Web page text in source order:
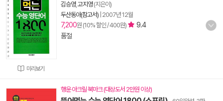
미리보기
김승영, 고지영(지은이)
두산동아(참고서) 2007년 12월
7,200원 (10% 할인 / 400원)
9.4
품절
행운 아크릴 북마크 (대상도서 2만원 이상)